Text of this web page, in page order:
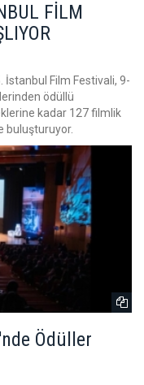
FİLM
Film Festivali, 9-
ödüllü
kadar 127 filmlik
buluşturuyor.
Ödüller